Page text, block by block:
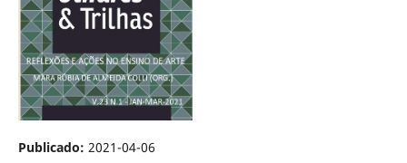
Publicado: 2021-04-06